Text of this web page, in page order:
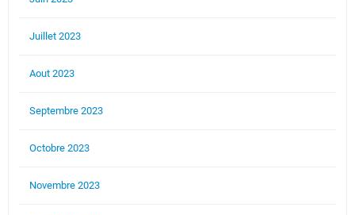
Juillet 2023
Aout 2023
Septembre 2023
Octobre 2023
Novembre 2023